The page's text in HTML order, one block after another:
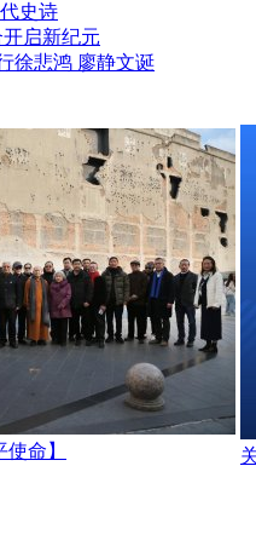
史诗
启新纪元
徐悲鸿 廖静文诞
命】